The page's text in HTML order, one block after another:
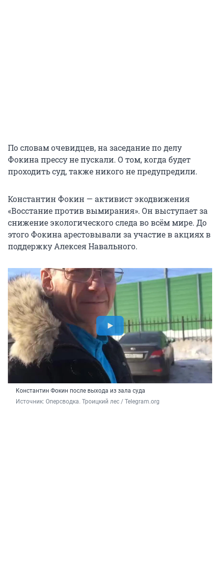
По словам очевидцев, на заседание по делу
Фокина прессу не пускали. О том, когда будет
проходить суд, также никого не предупредили.
Константин Фокин — активист экодвижения
«Восстание против вымирания». Он выступает за
снижение экологического следа во всём мире. До
этого Фокина арестовывали за участие в акциях в
поддержку Алексея Навального.
Константин Фокин после выхода из зала суда
Источник: Оперсводка. Троицкий лес / Telegram.org